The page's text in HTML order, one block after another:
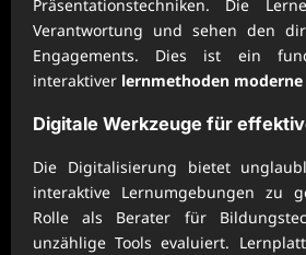
Präsentationstechniken. Die
Verantwortung und sehen den
Engagements. Dies ist ein
interaktiver lernmethoden
Digitale Werkzeuge für
Die Digitalisierung bietet
interaktive Lernumgebungen zu
Rolle als Berater für
unzählige Tools evaluiert.